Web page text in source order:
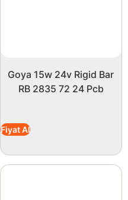
Goya 15w 24v Rigid Bar
RB 2835 72 24 Pcb
Fiyat Al